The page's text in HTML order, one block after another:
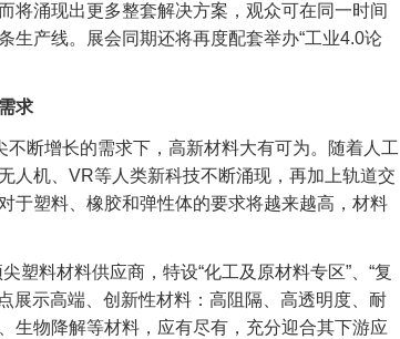
将涌现出更多整套解决方案，观众可在同一时间
生产线。展会同期还将再度配套举办“工业4.0论
求
不断增长的需求下，高新材料大有可为。随着人工
人机、VR等人类新科技不断涌现，再加上轨道交
于塑料、橡胶和弹性体的要求将越来越高，材料
塑料材料供应商，特设“化工及原材料专区”、“复
展示高端、创新性材料：高阻隔、高透明度、耐
生物降解等材料，应有尽有，充分迎合其下游应